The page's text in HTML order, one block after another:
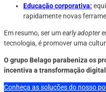
Educação corporativa:
rapidamente novas
Em resumo, ser umearly adopter
tecnologia, é promover uma
O grupo Belago parabeniza os
incentiva a transformação
Conheça as soluções do nosso